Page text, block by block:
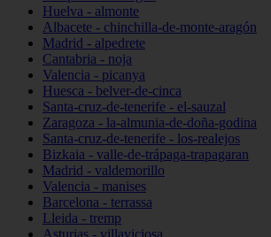
Huelva - almonte
Albacete - chinchilla-de-monte-aragón
Madrid - alpedrete
Cantabria - noja
Valencia - picanya
Huesca - belver-de-cinca
Santa-cruz-de-tenerife - el-sauzal
Zaragoza - la-almunia-de-doña-godina
Santa-cruz-de-tenerife - los-realejos
Bizkaia - valle-de-trápaga-trapagaran
Madrid - valdemorillo
Valencia - manises
Barcelona - terrassa
Lleida - tremp
Asturias - villaviciosa